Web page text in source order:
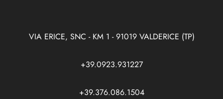
VIA ERICE, SNC - KM 1 - 91019 VALDERICE (TP)
+39.0923.931227
+39.376.086.1504